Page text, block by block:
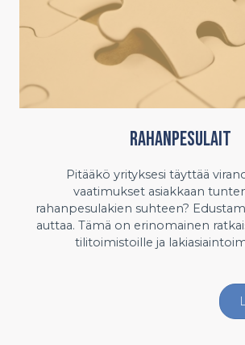
Rahanpesulait
Pitääkö yrityksesi täyttää
vaatimukset asiakkaan
rahanpesulakien suhteen?
auttaa. Tämä on erinomainen
tilitoimistoille ja